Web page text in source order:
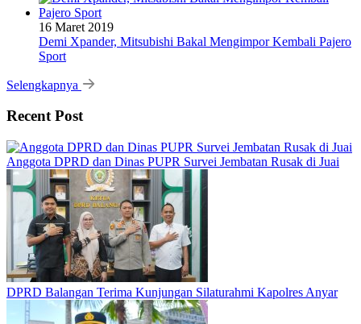
16 Maret 2019
Demi Xpander, Mitsubishi Bakal Mengimpor Kembali Pajero
Sport
Selengkapnya
Recent Post
Anggota DPRD dan Dinas PUPR Survei Jembatan Rusak di Juai
DPRD Balangan Terima Kunjungan Silaturahmi Kapolres Anyar